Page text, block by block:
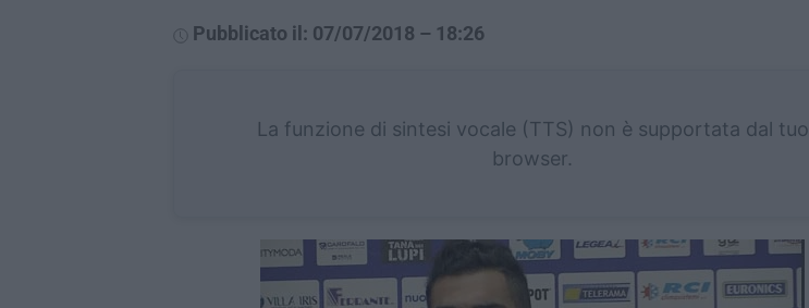
Pubblicato il: 07/07/2018 – 18:26
La funzione di sintesi vocale (TTS) non è supportata dal tuo
browser.